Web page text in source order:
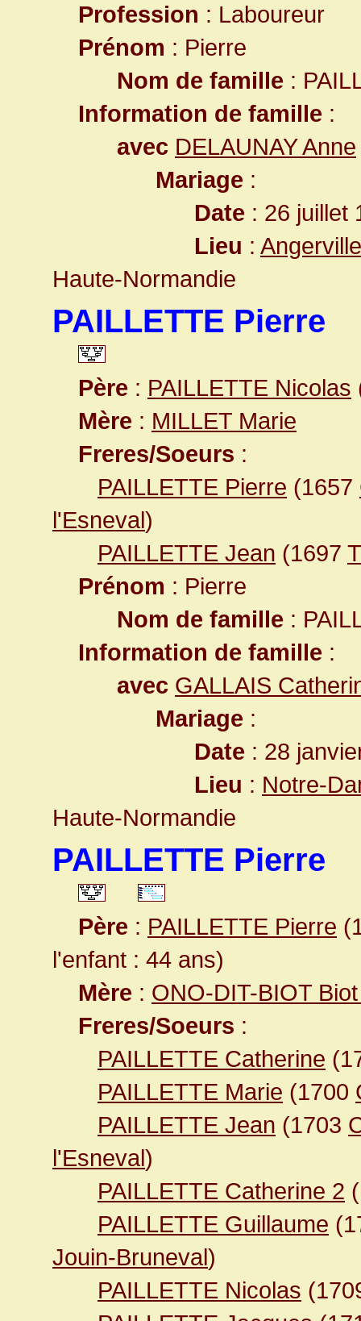
Profession : Laboureur
Prénom : Pierre
Nom de famille :
Information de famille :
avec DELAUNAY Anne
Mariage :
Date : 26 juillet
Lieu :
Haute-Normandie
PAILLETTE Pierre
Père : PAILLETTE Nicolas
Mère : MILLET Marie
Freres/Soeurs :
PAILLETTE Pierre (1657
l'Esneval)
PAILLETTE Jean (1697
Prénom : Pierre
Nom de famille :
Information de famille :
avec GALLAIS
Mariage :
Date : 28
Lieu : Notre-
Haute-Normandie
PAILLETTE Pierre
Père : PAILLETTE Pierre
l'enfant : 44 ans)
Mère : ONO-DIT-BIOT
Freres/Soeurs :
PAILLETTE Catherine
PAILLETTE Marie (1700
PAILLETTE Jean (1703
l'Esneval)
PAILLETTE Catherine 2
PAILLETTE Guillaume
Jouin-Bruneval)
PAILLETTE Nicolas